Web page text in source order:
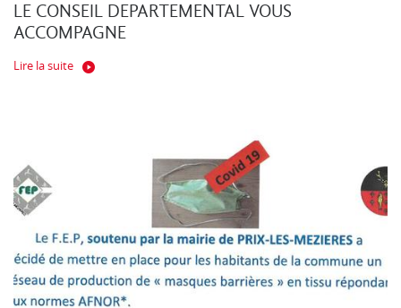
LE CONSEIL DEPARTEMENTAL VOUS
ACCOMPAGNE
Lire la suite